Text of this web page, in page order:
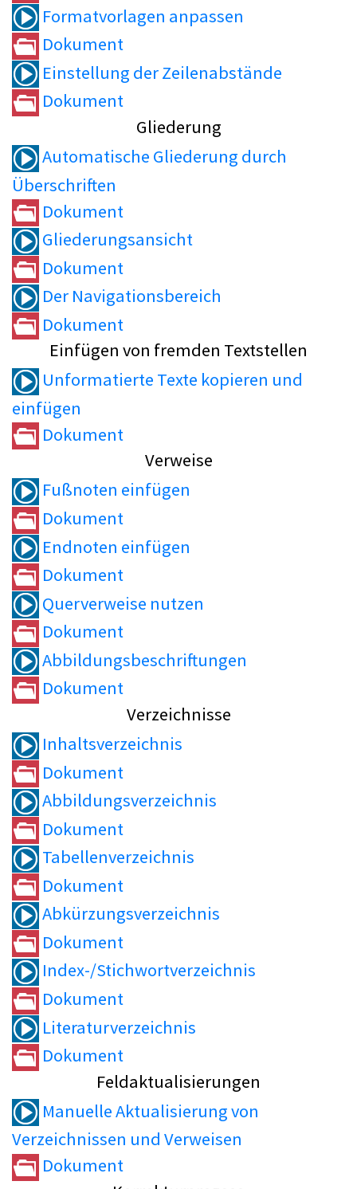
Formatvorlagen anpassen
Dokument
Einstellung der Zeilenabstände
Dokument
Gliederung
Automatische Gliederung durch
Überschriften
Dokument
Gliederungsansicht
Dokument
Der Navigationsbereich
Dokument
Einfügen von fremden Textstellen
Unformatierte Texte kopieren und
einfügen
Dokument
Verweise
Fußnoten einfügen
Dokument
Endnoten einfügen
Dokument
Querverweise nutzen
Dokument
Abbildungsbeschriftungen
Dokument
Verzeichnisse
Inhaltsverzeichnis
Dokument
Abbildungsverzeichnis
Dokument
Tabellenverzeichnis
Dokument
Abkürzungsverzeichnis
Dokument
Index-/Stichwortverzeichnis
Dokument
Literaturverzeichnis
Dokument
Feldaktualisierungen
Manuelle Aktualisierung von
Verzeichnissen und Verweisen
Dokument